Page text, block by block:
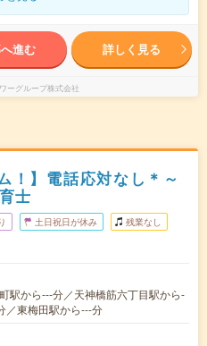
進む 詳しく見る
ーグループ株式会社
！】電話応対なし＊～
士
土日祝日が休み 残業なし
駅から---分／天神橋筋六丁目駅から-
／東梅田駅から---分